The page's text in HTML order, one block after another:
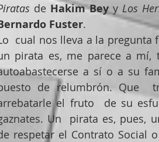
de Hakim Bey y Los
Fuster.
cual nos lleva a la pregunta
pirata es, me parece a
a sí o a su
de relumbrón. Que
el fruto  de su
Un  pirata es, pues,
respetar el Contrato Social